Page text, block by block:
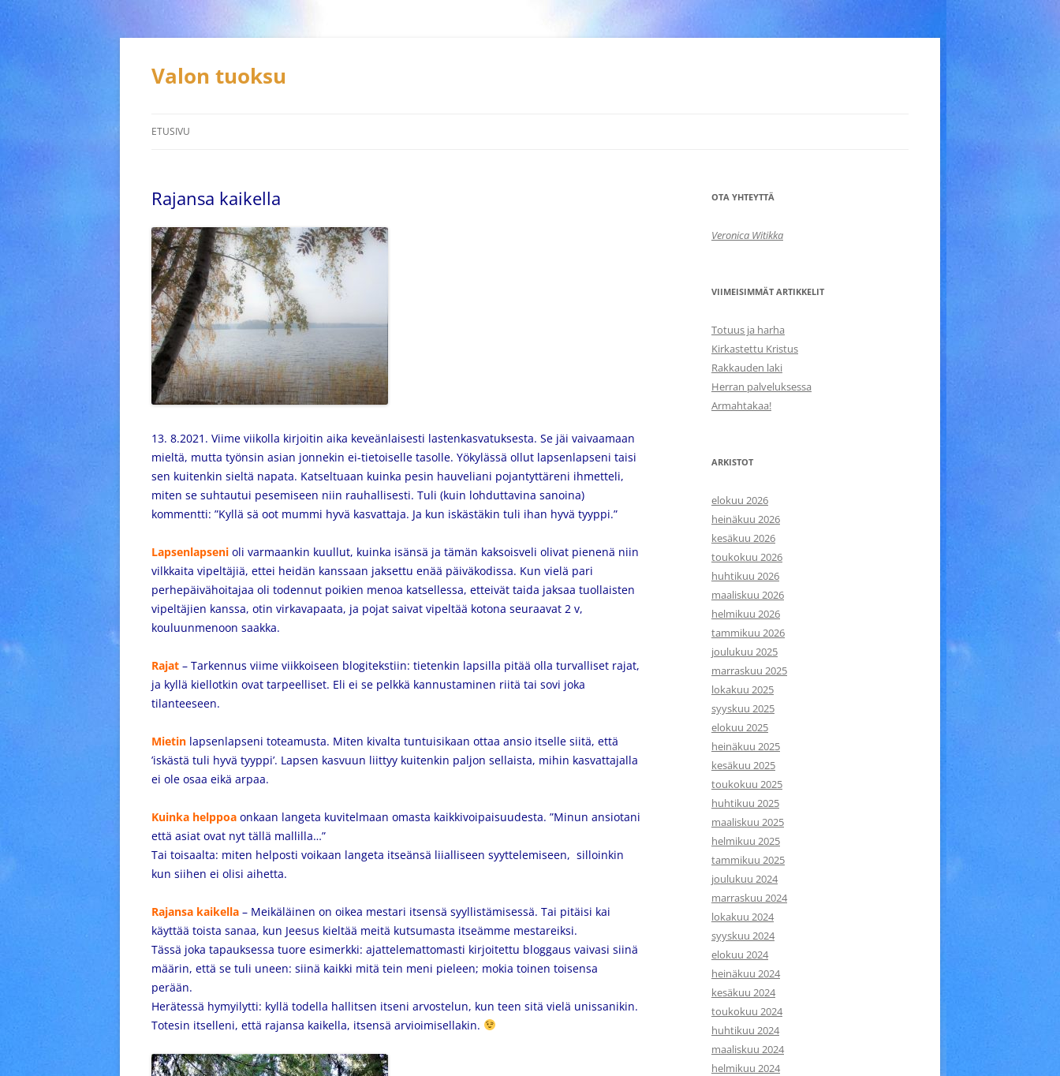
Siirry
Valon tuoksu
ETUSIVU
Rajansa kaikella
13. 8.2021. Viime viikolla kirjoitin aika keveänlaisesti lastenkasvatuksesta. Se jäi vaivaamaan
mieltä, mutta työnsin asian jonnekin ei-tietoiselle tasolle. Yökylässä ollut lapsenlapseni taisi
sen kuitenkin sieltä napata. Katseltuaan kuinka pesin hauveliani pojantyttäreni ihmetteli,
miten se suhtautui pesemiseen niin rauhallisesti. Tuli (kuin lohduttavina sanoina)
kommentti: ”Kyllä sä oot mummi hyvä kasvattaja. Ja kun iskästäkin tuli ihan hyvä tyyppi.”
Lapsenlapseni oli varmaankin kuullut, kuinka isänsä ja tämän kaksoisveli olivat pienenä niin
vilkkaita vipeltäjiä, ettei heidän kanssaan jaksettu enää päiväkodissa. Kun vielä pari
perhepäivähoitajaa oli todennut poikien menoa katsellessa, etteivät taida jaksaa tuollaisten
vipeltäjien kanssa, otin virkavapaata, ja pojat saivat vipeltää kotona seuraavat 2 v,
kouluunmenoon saakka.
Rajat – Tarkennus viime viikkoiseen blogitekstiin: tietenkin lapsilla pitää olla turvalliset rajat,
ja kyllä kiellotkin ovat tarpeelliset. Eli ei se pelkkä kannustaminen riitä tai sovi joka
tilanteeseen.
Mietin lapsenlapseni toteamusta. Miten kivalta tuntuisikaan ottaa ansio itselle siitä, että
’iskästä tuli hyvä tyyppi’. Lapsen kasvuun liittyy kuitenkin paljon sellaista, mihin kasvattajalla
ei ole osaa eikä arpaa.
Kuinka helppoa onkaan langeta kuvitelmaan omasta kaikkivoipaisuudesta. ”Minun ansiotani
että asiat ovat nyt tällä mallilla…”
Tai toisaalta: miten helposti voikaan langeta itseänsä liialliseen syyttelemiseen, silloinkin
kun siihen ei olisi aihetta.
Rajansa kaikella – Meikäläinen on oikea mestari itsensä syyllistämisessä. Tai pitäisi kai
käyttää toista sanaa, kun Jeesus kieltää meitä kutsumasta itseämme mestareiksi.
Tässä joka tapauksessa tuore esimerkki: ajattelemattomasti kirjoitettu bloggaus vaivasi siinä
määrin, että se tuli uneen: siinä kaikki mitä tein meni pieleen; mokia toinen toisensa
perään.
Herätessä hymyilytti: kyllä todella hallitsen itseni arvostelun, kun teen sitä vielä unissanikin.
Totesin itselleni, että rajansa kaikella, itsensä arvioimisellakin.
OTA YHTEYTTÄ
Veronica Witikka
VIIMEISIMMÄT ARTIKKELIT
Totuus ja harha
Kirkastettu Kristus
Rakkauden laki
Herran palveluksessa
Armahtakaa!
ARKISTOT
elokuu 2026
heinäkuu 2026
kesäkuu 2026
toukokuu 2026
huhtikuu 2026
maaliskuu 2026
helmikuu 2026
tammikuu 2026
joulukuu 2025
marraskuu 2025
lokakuu 2025
syyskuu 2025
elokuu 2025
heinäkuu 2025
kesäkuu 2025
toukokuu 2025
huhtikuu 2025
maaliskuu 2025
helmikuu 2025
tammikuu 2025
joulukuu 2024
marraskuu 2024
lokakuu 2024
syyskuu 2024
elokuu 2024
heinäkuu 2024
kesäkuu 2024
toukokuu 2024
huhtikuu 2024
maaliskuu 2024
helmikuu 2024